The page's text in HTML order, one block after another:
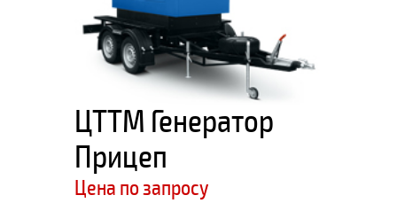
ЦТТМ Генератор
Прицеп
Цена по запросу